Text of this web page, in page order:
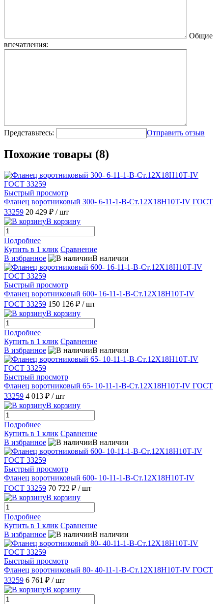
Общие
впечатления:
Представьтесь: Отправить отзыв
Похожие товары (8)
Быстрый просмотр
Фланец воротниковый 300- 6-11-1-B-Ст.12Х18Н10Т-IV ГОСТ
33259 20 429 ₽ / шт
В корзину
Подробнее
Купить в 1 клик Сравнение
В избранное
В наличии
Быстрый просмотр
Фланец воротниковый 600- 16-11-1-В-Ст.12Х18Н10Т-IV
ГОСТ 33259 150 126 ₽ / шт
В корзину
Подробнее
Купить в 1 клик Сравнение
В избранное
В наличии
Быстрый просмотр
Фланец воротниковый 65- 10-11-1-B-Ст.12Х18Н10Т-IV ГОСТ
33259 4 013 ₽ / шт
В корзину
Подробнее
Купить в 1 клик Сравнение
В избранное
В наличии
Быстрый просмотр
Фланец воротниковый 600- 10-11-1-В-Ст.12Х18Н10Т-IV
ГОСТ 33259 70 722 ₽ / шт
В корзину
Подробнее
Купить в 1 клик Сравнение
В избранное
В наличии
Быстрый просмотр
Фланец воротниковый 80- 40-11-1-B-Ст.12Х18Н10Т-IV ГОСТ
33259 6 761 ₽ / шт
В корзину